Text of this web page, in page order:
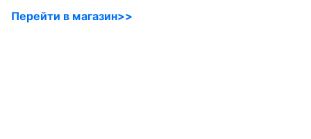
Перейти в магазин>>